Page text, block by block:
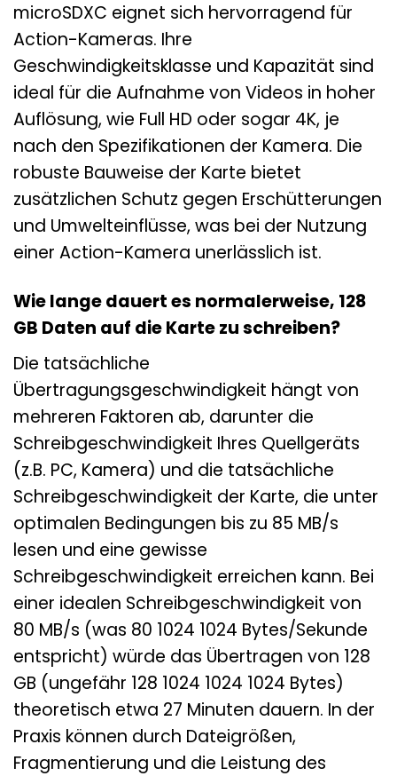
microSDXC eignet sich hervorragend für
Action-Kameras. Ihre
Geschwindigkeitsklasse und Kapazität sind
ideal für die Aufnahme von Videos in hoher
Auflösung, wie Full HD oder sogar 4K, je
nach den Spezifikationen der Kamera. Die
robuste Bauweise der Karte bietet
zusätzlichen Schutz gegen Erschütterungen
und Umwelteinflüsse, was bei der Nutzung
einer Action-Kamera unerlässlich ist.
Wie lange dauert es normalerweise, 128
GB Daten auf die Karte zu schreiben?
Die tatsächliche
Übertragungsgeschwindigkeit hängt von
mehreren Faktoren ab, darunter die
Schreibgeschwindigkeit Ihres Quellgeräts
(z.B. PC, Kamera) und die tatsächliche
Schreibgeschwindigkeit der Karte, die unter
optimalen Bedingungen bis zu 85 MB/s
lesen und eine gewisse
Schreibgeschwindigkeit erreichen kann. Bei
einer idealen Schreibgeschwindigkeit von
80 MB/s (was 80 1024 1024 Bytes/Sekunde
entspricht) würde das Übertragen von 128
GB (ungefähr 128 1024 1024 1024 Bytes)
theoretisch etwa 27 Minuten dauern. In der
Praxis können durch Dateigrößen,
Fragmentierung und die Leistung des